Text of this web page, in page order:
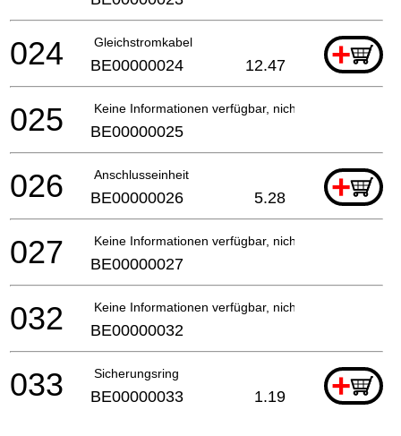
Gleichstromkabel +
024 BE00000024 12.47
Keine Informationen verfügbar, nicht bestellbar
025 BE00000025
Anschlusseinheit +
026 BE00000026 5.28
Keine Informationen verfügbar, nicht bestellbar
027 BE00000027
Keine Informationen verfügbar, nicht bestellbar
032 BE00000032
Sicherungsring +
033 BE00000033 1.19